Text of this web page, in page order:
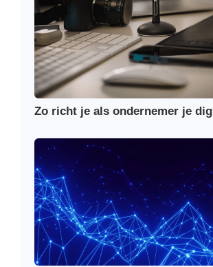
Zo richt je als ondernemer je